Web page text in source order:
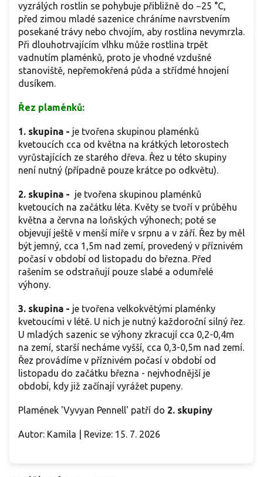
vyzrálých rostlin se pohybuje přibližně do −25 °C,
před zimou mladé sazenice chráníme navrstvením
posekané trávy nebo chvojím, aby rostlina nevymrzla.
Při dlouhotrvajícím vlhku může rostlina trpět
vadnutím plaménků, proto je vhodné vzdušné
stanoviště, nepřemokřená půda a střídmé hnojení
dusíkem.
Řez plaménků:
1. skupina - je tvořena skupinou plaménků
kvetoucích cca od května na krátkých letorostech
vyrůstajících ze starého dřeva. Řez u této skupiny
není nutný (případně pouze krátce po odkvětu).
2. skupina - je tvořena skupinou plaménků
kvetoucích na začátku léta. Květy se tvoří v průběhu
května a června na loňských výhonech; poté se
objevují ještě v menší míře v srpnu a v září. Řez by měl
být jemný, cca 1,5m nad zemí, provedený v příznivém
počasí v období od listopadu do března. Před
rašením se odstraňují pouze slabé a odumřelé
výhony.
3. skupina - je tvořena velkokvětými plaménky
kvetoucími v létě. U nich je nutný každoroční silný řez.
U mladých sazenic se výhony zkracují cca 0,2-0,4m
na zemí, starší necháme vyšší, cca 0,3-0,5m nad zemí.
Řez provádíme v příznivém počasí v období od
listopadu do začátku března - nejvhodnější je
období, kdy již začínají vyrážet pupeny.
Plamének 'Vyvyan Pennell' patří do 2. skupiny
Autor: Kamila | Revize: 15. 7. 2026